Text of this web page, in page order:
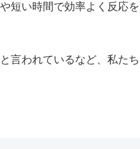
短い時間で効率よく反応を
言われているなど、私たち